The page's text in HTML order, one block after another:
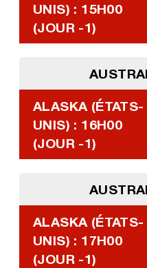
UNIS) : 15H00
(JOUR -1)
ALASKA (ÉTATS-
UNIS) : 16H00
(JOUR -1)
ALASKA (ÉTATS-
UNIS) : 17H00
(JOUR -1)